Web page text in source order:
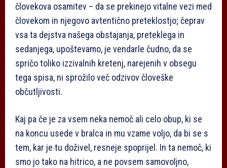
človekova osamitev – da se prekinejo vitalne vezi med
človekom in njegovo avtentično preteklostjo; čeprav
vsa ta dejstva našega obstajanja, preteklega in
sedanjega, upoštevamo, je vendarle čudno, da se
spričo toliko izzivalnih kretenj, narejenih v obsegu
tega spisa, ni sprožilo več odzivov človeške
občutljivosti.
Kaj pa če je za vsem neka nemoč ali celo obup, ki se
na koncu usede v bralca in mu vzame voljo, da bi se s
tem, kar je tu doživel, resneje spoprijel. In ta nemoč, ki
smo jo tako na hitrico, a ne povsem samovoljno,